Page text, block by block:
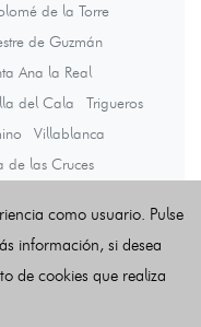
de la Torre
de Guzmán
Ana la Real
del Cala
Trigueros
Villablanca
de las Cruces
como usuario. Pulse
información, si desea
de cookies que realiza